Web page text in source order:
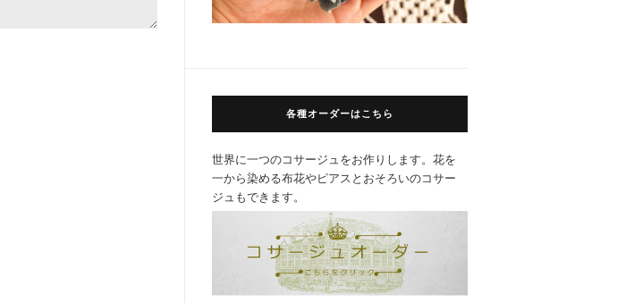
各種オーダーはこちら
世界に一つのコサージュをお作りします。花を
一から染める布花やピアスとおそろいのコサー
ジュもできます。